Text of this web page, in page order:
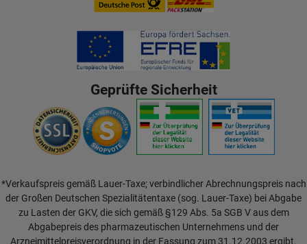
Geprüfte Sicherheit
*Verkaufspreis gemäß Lauer-Taxe; verbindlicher Abrechnungspreis nach
der Großen Deutschen Spezialitätentaxe (sog. Lauer-Taxe) bei Abgabe
zu Lasten der GKV, die sich gemäß §129 Abs. 5a SGB V aus dem
Abgabepreis des pharmazeutischen Unternehmens und der
Arzneimittelpreisverordnung in der Fassung zum 31.12.2003 ergibt.